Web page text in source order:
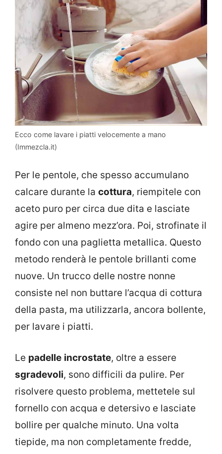
Ecco come lavare i piatti velocemente a mano
(Immezcla.it)
Per le pentole, che spesso accumulano
calcare durante la cottura, riempitele con
aceto puro per circa due dita e lasciate
agire per almeno mezz’ora. Poi, strofinate il
fondo con una paglietta metallica. Questo
metodo renderà le pentole brillanti come
nuove. Un trucco delle nostre nonne
consiste nel non buttare l’acqua di cottura
della pasta, ma utilizzarla, ancora bollente,
per lavare i piatti.
Le padelle incrostate, oltre a essere
sgradevoli, sono difficili da pulire. Per
risolvere questo problema, mettetele sul
fornello con acqua e detersivo e lasciate
bollire per qualche minuto. Una volta
tiepide, ma non completamente fredde,